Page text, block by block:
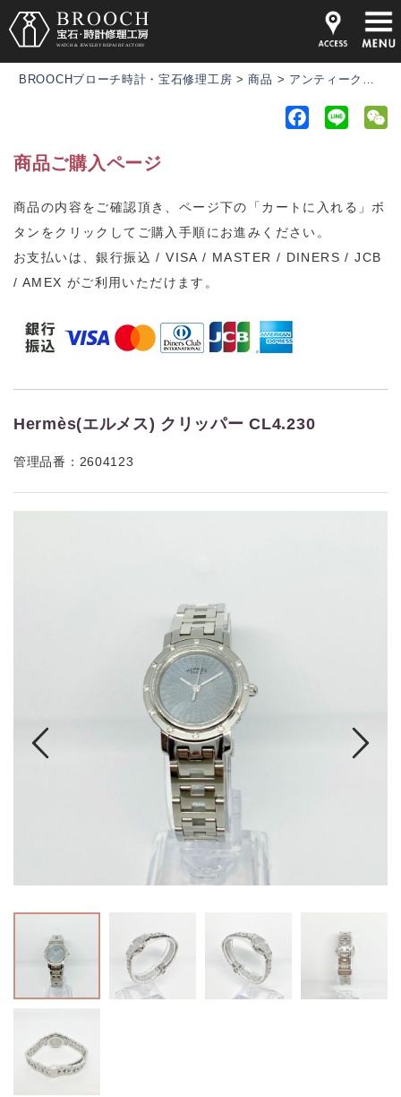
BROOCHブローチ時計・宝石修理工房 >商品 > アンティーク時計
b
o
o
商品ご購入ページ
商品の内容をご確認頂き、ページ下の「カートに入れる」ボ
タンをクリックしてご購入手順にお進みください。
お支払いは、銀行振込 / VISA / MASTER / DINERS / JCB
/ AMEX がご利用いただけます。
Hermès(エルメス) クリッパー CL4.230
管理品番：2604123